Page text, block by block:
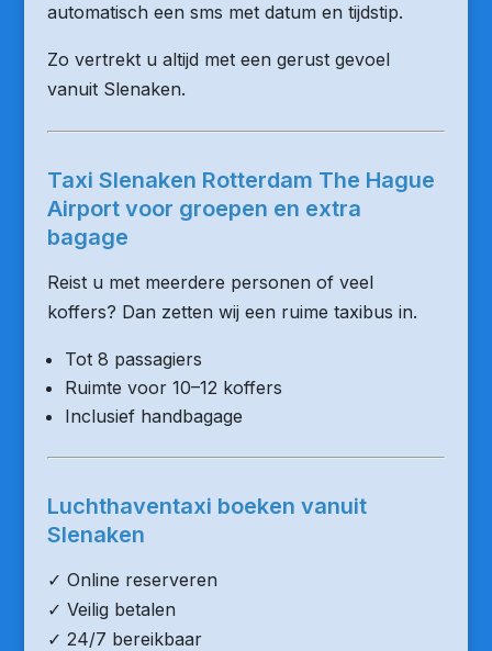
automatisch een sms met datum en tijdstip.
Zo vertrekt u altijd met een gerust gevoel
vanuit Slenaken.
Taxi Slenaken Rotterdam The Hague
Airport voor groepen en extra
bagage
Reist u met meerdere personen of veel
koffers? Dan zetten wij een ruime taxibus in.
Tot 8 passagiers
Ruimte voor 10–12 koffers
Inclusief handbagage
Luchthaventaxi boeken vanuit
Slenaken
✓ Online reserveren
✓ Veilig betalen
✓ 24/7 bereikbaar